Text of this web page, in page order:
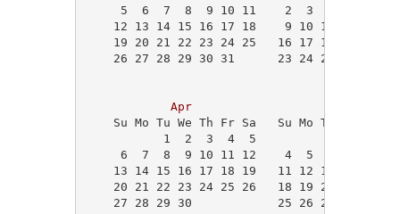
5  6  7  8  9 10 11    2  3  4  5  6
12 13 14 15 16 17 18    9 10 11 12 13
19 20 21 22 23 24 25   16 17 18 19 20
26 27 28 29 30 31      23 24 25 26 27
Apr
Su Mo Tu We Th Fr Sa   Su Mo Tu We Th
1  2  3  4  5                1
6  7  8  9 10 11 12    4  5  6  7  8
13 14 15 16 17 18 19   11 12 13 14 15
20 21 22 23 24 25 26   18 19 20 21 22
27 28 29 30            25 26